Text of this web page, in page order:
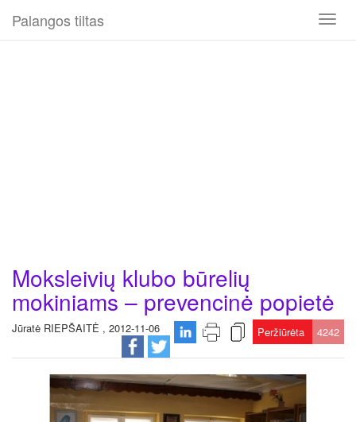
Toggle
Palangos tiltas
Moksleivių klubo būrelių
mokiniams – prevencinė popietė
Jūratė RIEPŠAITĖ , 2012-11-06 Peržiūrėta 4242